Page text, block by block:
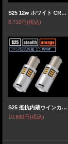
S25 12w ホワイト CREE×SAMSUNG ピン角 ダブル 150°
6,710円(税込)
S25 抵抗内蔵ウインカー シングル ピン角150° プロジェクター/油圧ファン内蔵
10,890円(税込)